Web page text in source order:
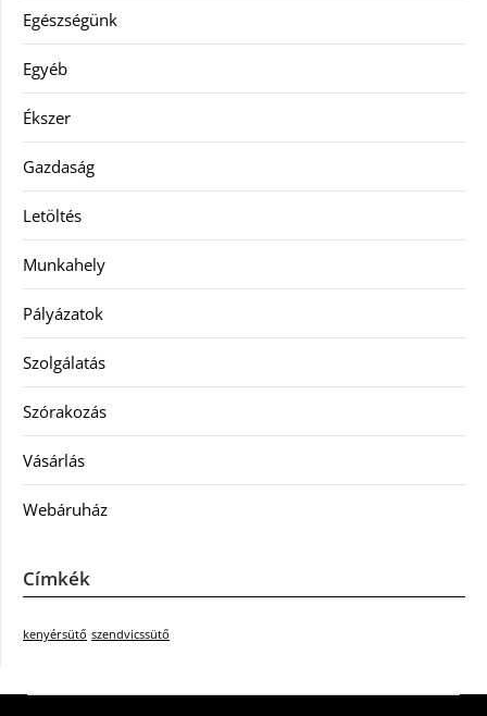
Egészségünk
Egyéb
Ékszer
Gazdaság
Letöltés
Munkahely
Pályázatok
Szolgálatás
Szórakozás
Vásárlás
Webáruház
Címkék
kenyérsütő szendvicssütő